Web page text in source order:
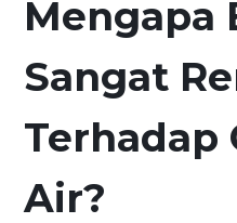
Mengapa
Sangat
Terhadap
Air?